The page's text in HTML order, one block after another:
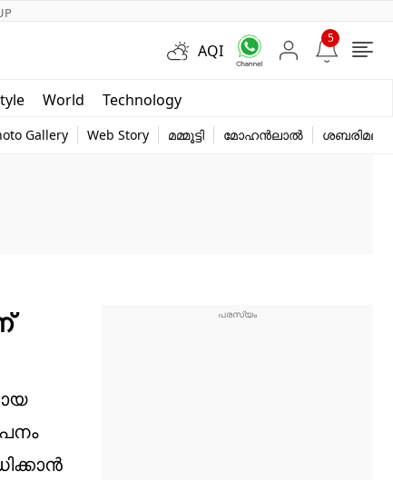
AQI
5
World Technology
Gallery Web Story മമ്മൂട്ടി മോഹൻലാൽ ശബരിമല